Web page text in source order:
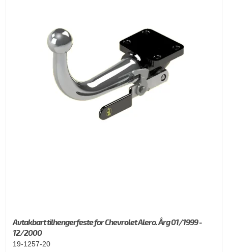
Avtakbart tilhengerfeste for Chevrolet Alero. Årg 01/1999 -
12/2000
19-1257-20